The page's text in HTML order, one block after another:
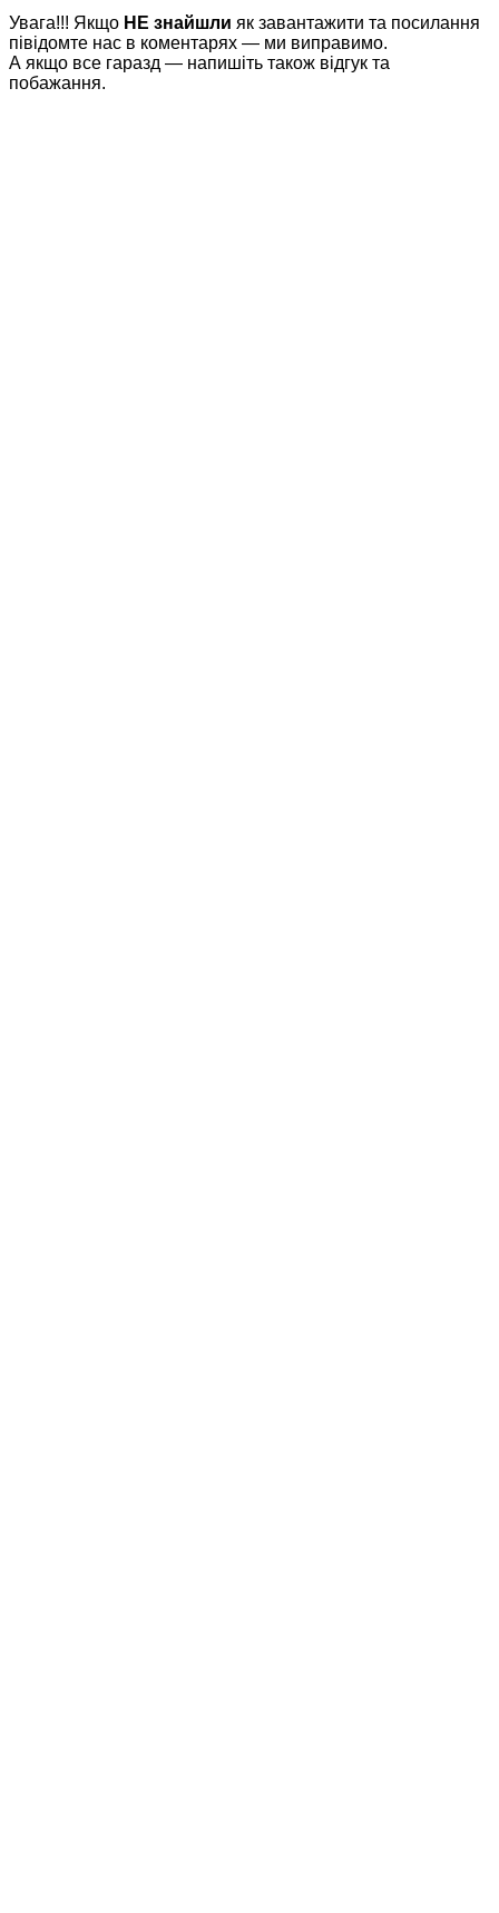
Увага!!! Якщо НЕ знайшли як завантажити та посилання
півідомте нас в коментарях — ми виправимо.
А якщо все гаразд — напишіть також відгук та
побажання.